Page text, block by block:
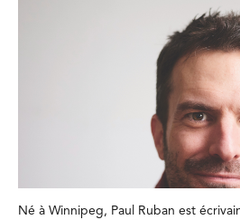
Né à Winnipeg, Paul Ruban est